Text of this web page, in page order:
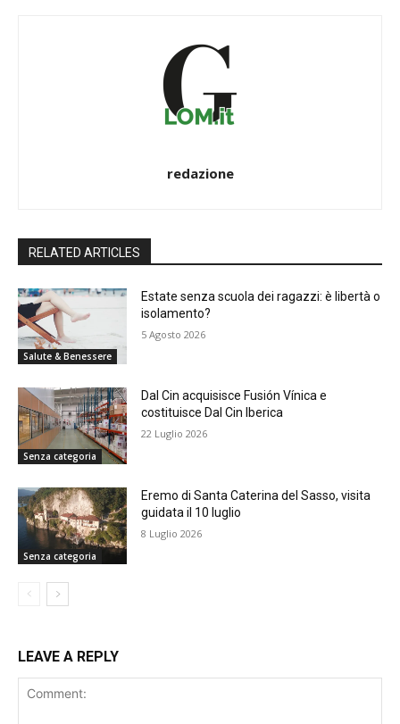
redazione
RELATED ARTICLES
Salute & Benessere
Estate senza scuola dei ragazzi: è libertà o
isolamento?
5 Agosto 2026
Senza categoria
Dal Cin acquisisce Fusión Vínica e
costituisce Dal Cin Iberica
22 Luglio 2026
Senza categoria
Eremo di Santa Caterina del Sasso, visita
guidata il 10 luglio
8 Luglio 2026
LEAVE A REPLY